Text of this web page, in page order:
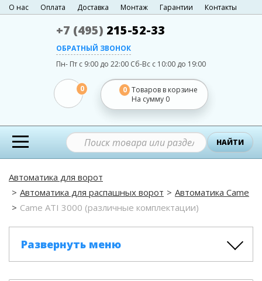
О нас Оплата Доставка Монтаж Гарантии Контакты
+7 (495) 215-52-33
ОБРАТНЫЙ ЗВОНОК
Пн- Пт с 9:00 до 22:00 Сб-Вс с 10:00 до 19:00
0 0 Товаров в корзине
На сумму 0
НАЙТИ
Автоматика для ворот
Автоматика для распашных ворот
Автоматика Came
Came ATI 3000 (различные комплектации)
Развернуть меню